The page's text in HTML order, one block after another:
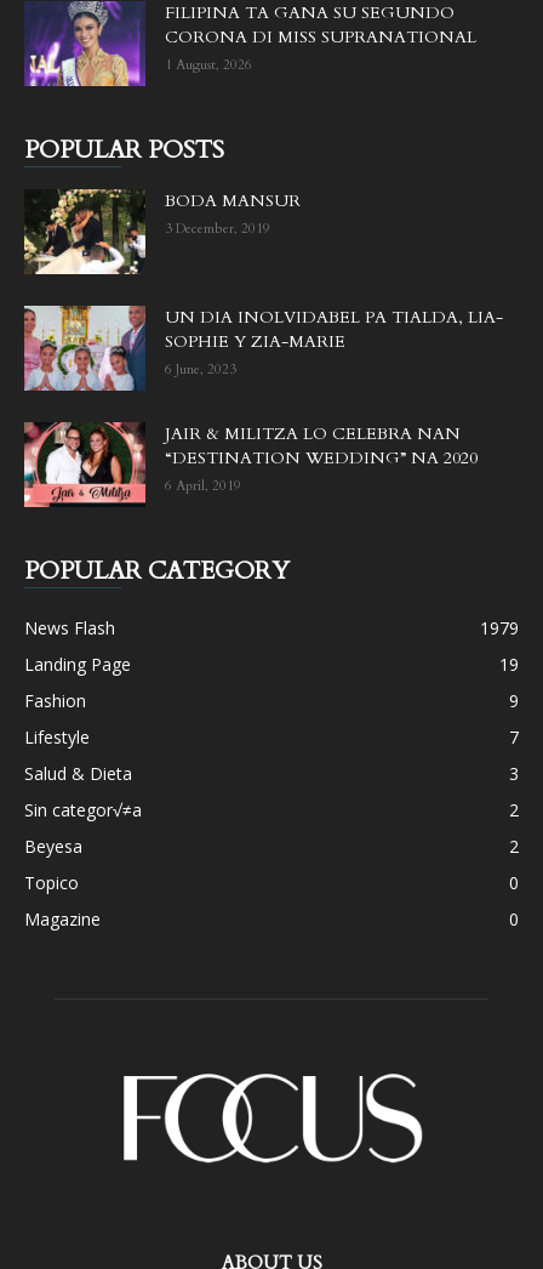
FILIPINA TA GANA SU SEGUNDO
CORONA DI MISS SUPRANATIONAL
1 August, 2026
POPULAR POSTS
BODA MANSUR
3 December, 2019
UN DIA INOLVIDABEL PA TIALDA, LIA-
SOPHIE Y ZIA-MARIE
6 June, 2023
JAIR & MILITZA LO CELEBRA NAN
“DESTINATION WEDDING” NA 2020
6 April, 2019
POPULAR CATEGORY
News Flash
1979
Landing Page
19
Fashion
9
Lifestyle
7
Salud & Dieta
3
Sin categor√≠a
2
Beyesa
2
Topico
0
Magazine
0
ABOUT US